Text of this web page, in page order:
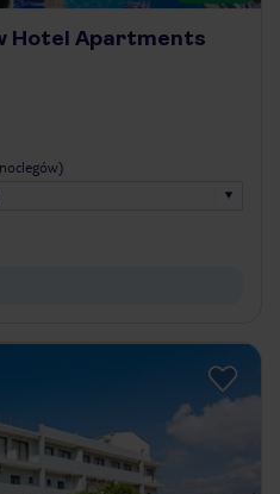
Hotel Apartments